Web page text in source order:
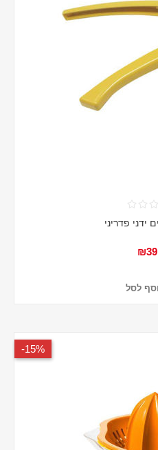
ידני פדריני
לסל
15%-